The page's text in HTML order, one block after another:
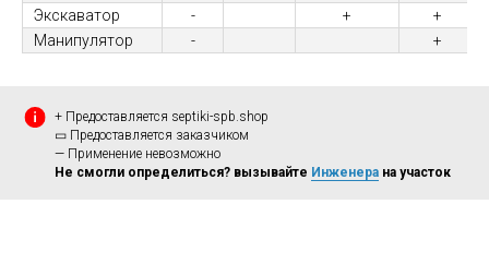
Экскаватор
- +
+
Манипулятор
- +
+ Предоставляется septiki-spb.shop
▭ Предоставляется заказчиком
— Применение невозможно
Не смогли определиться? вызывайте Инженера на участок